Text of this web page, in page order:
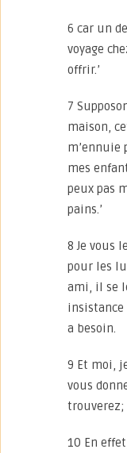
6 car un
voyage
offrir.’
7
maison,
m’ennuie
mes
peux pas
pains.’
8 Je vous
pour les
ami, il se
a besoin.
9 Et moi,
vous
trouverez;
10 En